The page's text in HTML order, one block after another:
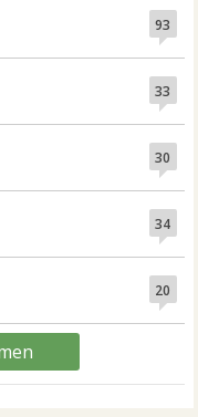
93
33
30
34
20